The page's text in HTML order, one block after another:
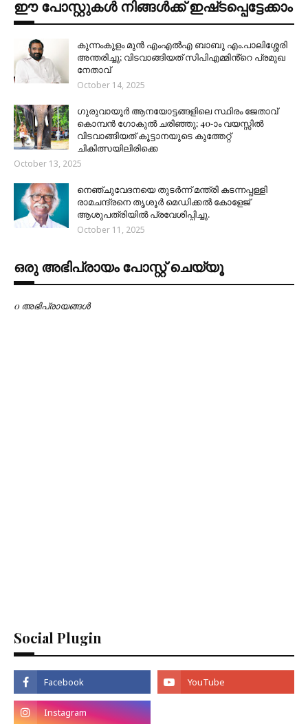
ഈ പോസ്റ്റുകൾ നിങ്ങൾക്ക് ഇഷ്‌‌ടപ്പെട്ടേക്കാം
കുന്നംകുളം മുൻ എംഎൽഎ ബാബു എം.പാലിശ്ശേരി
അന്തരിച്ചു; വിടവാങ്ങിയത് സിപിഎമ്മിൻ്റെ പ്രമുഖ
നേതാവ്
October 14, 2025
ഗുരുവായൂർ ആനയോട്ടങ്ങളിലെ സ്ഥിരം ജേതാവ്
കൊമ്പൻ ഗോകുൽ ചരിഞ്ഞു; 40-ാം വയസ്സിൽ
വിടവാങ്ങിയത് കൂട്ടാനയുടെ കുത്തേറ്റ്
ചികിത്സയിലിരിക്കെ
October 13, 2025
നെഞ്ചുവേദനയെ തുടർന്ന് മന്ത്രി കടന്നപ്പള്ളി
രാമചന്ദ്രനെ തൃശൂർ മെഡിക്കൽ കോളേജ്
ആശുപത്രിയിൽ പ്രവേശിപ്പിച്ചു.
October 11, 2025
ഒരു അഭിപ്രായം പോസ്റ്റ് ചെയ്യൂ
0 അഭിപ്രായങ്ങള്‍
Social Plugin